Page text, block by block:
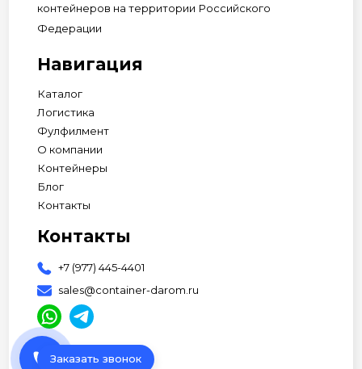
phone
контейнеров на территории Российского
Федерации
Навигация
Каталог
Логистика
Фулфилмент
О компании
Контейнеры
Блог
Контакты
Контакты
+7 (977) 445-4401
sales@container-darom.ru
Заказать звонок